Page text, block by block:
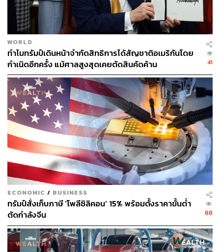
เขาย้ำต่อว่า รัฐบาลสหรัฐฯ ให้ความสำคัญกับขีดความ
สามารถในการทำลายล้าง ขณะที่ยังดำเนินยุทธศาสตร์การ
ป้องปรามแบบสกัดกั้นตามหมู่เกาะในมหาสมุทรแปซิฟิก
นอกจากนี้ เฮกเซธยังประกาศจุดยืนตรงไปตรงมาว่า สหรัฐฯ
และประเทศหุ้นส่วนในเอเชีย-แปซิฟิก มีเป้าหมายสำคัญคือ
การสกัดกั้นไม่ให้จีนใช้ความก้าวร้าวทางทหาร โดยเฉพาะ
ต่อไต้หวัน
“อย่าเข้าใจผิด เพราะอเมริกาคือชาติแห่งแปซิฟิก เรายืนกราน
ให้จีนเคารพจุดยืนที่มีมาอย่างยาวนานของเราในภูมิภาคนี้”
รัฐมนตรีกระทรวงกลาโหมสหรัฐฯ ยังตั้งข้อสังเกตถึงการหาย
ไปของ ต่ง จวิน รัฐมนตรีว่าการกระทรวงกลาโหมจีน ซึ่งเป็น
คู่เจรจาของสหรัฐฯ เมื่อปีที่แล้ว เพราะปีนี้ จีนส่งผู้แทนระดับ
ล่างจากมหาวิทยาลัยป้องกันประเทศเข้าร่วมเท่านั้น
กล่าวถึงจีน แต่ไม่ได้กล่าวถึงไต้หวัน
WORLD
ทำไมทรัมป์เดินหน้าจำกัดสิทธิการได้สัญชาติอเมริกันโดย
กำเนิดอีกครั้ง แม้ศาลสูงสุดเคยตัดสินคัดค้าน
41
ECONOMIC / BUSINESS
ทรัมป์สั่งเก็บภาษี ‘โพลีซิลิคอน’ 15% พร้อมตั้งราคาขั้นต่ำ
ตัดกำลังจีน
88